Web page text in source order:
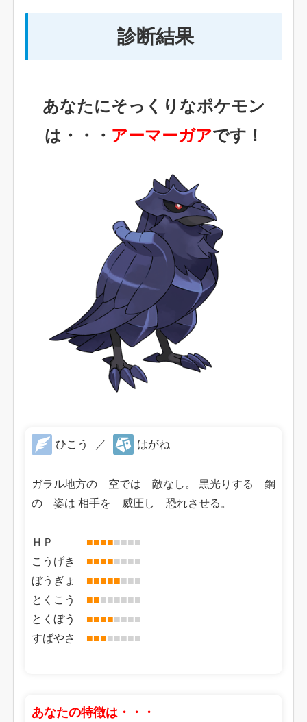
診断結果
あなたにそっくりなポケモン
は・・・ アーマーガアです！
ひこう ／ はがね
ガラル地方の 空では 敵なし。 黒光りする 鋼
の 姿は 相手を 威圧し 恐れさせる。
ＨＰ ■■■■■■■■
こうげき ■■■■■■■■
ぼうぎょ ■■■■■■■■
とくこう ■■■■■■■■
とくぼう ■■■■■■■■
すばやさ ■■■■■■■■
あなたの特徴は・・・